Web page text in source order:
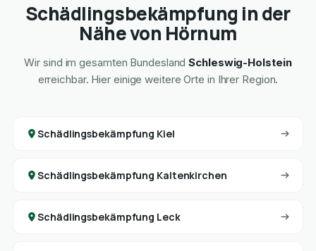
Schädlingsbekämpfung in der
Nähe von Hörnum
Wir sind im gesamten BundeslandSchleswig-Holstein
erreichbar. Hier einige weitere Orte in Ihrer Region.
Schädlingsbekämpfung Kiel
Schädlingsbekämpfung Kaltenkirchen
Schädlingsbekämpfung Leck